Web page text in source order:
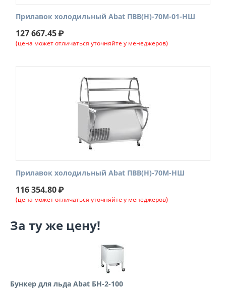
Прилавок холодильный Abat ПВВ(Н)-70М-01-НШ
127 667.45₽
(цена может отличаться уточняйте у менеджеров)
Прилавок холодильный Abat ПВВ(Н)-70М-НШ
116 354.80₽
(цена может отличаться уточняйте у менеджеров)
За ту же цену!
Бункер для льда Abat БН-2-100